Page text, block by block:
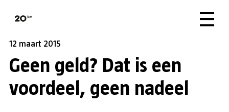
12 maart 2015
Geen geld? Dat is een
voordeel, geen nadeel